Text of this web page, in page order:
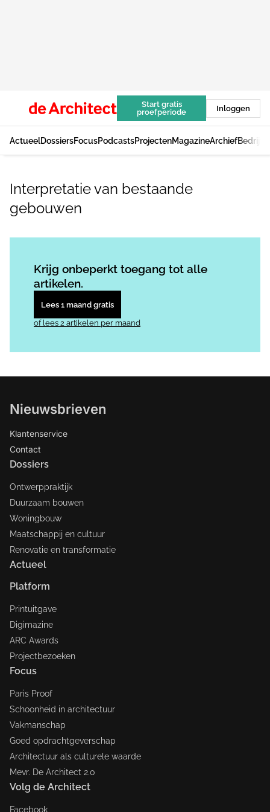
Start gratis
proefperiode
Inloggen
ActueelDossiersFocusPodcastsProjectenMagazineArchief
Interpretatie van bestaande
gebouwen
Krijg onbeperkt toegang tot alle
artikelen.
Lees 1 maand gratis
of lees 2 artikelen per maand
Nieuwsbrieven
Klantenservice
Contact
Dossiers
Ontwerppraktijk
Duurzaam bouwen
Woningbouw
Maatschappij en cultuur
Renovatie en transformatie
Actueel
Platform
Printuitgave
Digimazine
ARC Awards
Projectbezoeken
Focus
Paris Proof
Schoonheid in architectuur
Vakmanschap
Goed opdrachtgeverschap
Architectuur als culturele waarde
Mevr. De Architect 2.0
Volg de Architect
Facebook